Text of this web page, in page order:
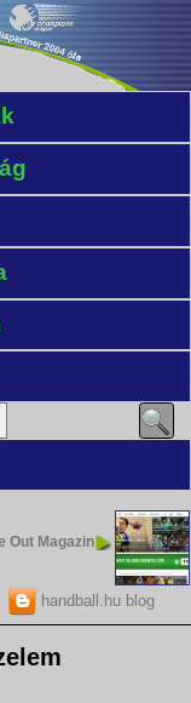
Out Magazin
handball.hu blog